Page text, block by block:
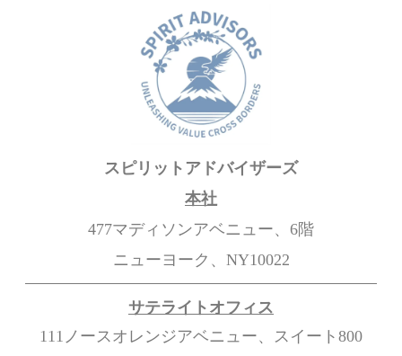
スピリットアドバイザーズ
本社
477マディソンアベニュー、6階
ニューヨーク、NY10022
サテライトオフィス
111ノースオレンジアベニュー、スイート800